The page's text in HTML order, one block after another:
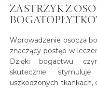
ZASTRZYK Z
Wprowadzenie osocza
znaczący postęp w
Dzięki bogactwu
skutecznie
uszkodzonych tkankach,